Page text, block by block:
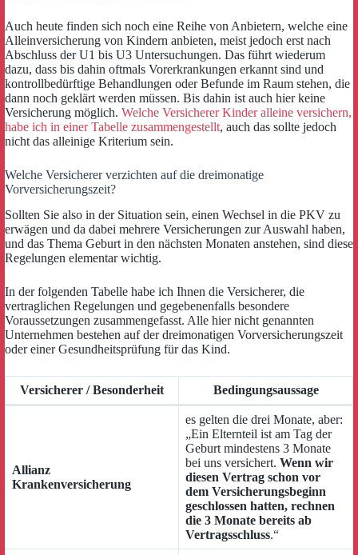
Auch heute finden sich noch eine Reihe von Anbietern, welche eine
Alleinversicherung von Kindern anbieten, meist jedoch erst nach
Abschluss der U1 bis U3 Untersuchungen. Das führt wiederum
dazu, dass bis dahin oftmals Vorerkrankungen erkannt sind und
kontrollbedürftige Behandlungen oder Befunde im Raum stehen, die
dann noch geklärt werden müssen. Bis dahin ist auch hier keine
Versicherung möglich. Welche Versicherer Kinder alleine versichern,
habe ich in einer Tabelle zusammengestellt, auch das sollte jedoch
nicht das alleinige Kriterium sein.
Welche Versicherer verzichten auf die dreimonatige
Vorversicherungszeit?
Sollten Sie also in der Situation sein, einen Wechsel in die PKV zu
erwägen und da dabei mehrere Versicherungen zur Auswahl haben,
und das Thema Geburt in den nächsten Monaten anstehen, sind diese
Regelungen elementar wichtig.
In der folgenden Tabelle habe ich Ihnen die Versicherer, die
vertraglichen Regelungen und gegebenenfalls besondere
Voraussetzungen zusammengefasst. Alle hier nicht genannten
Unternehmen bestehen auf der dreimonatigen Vorversicherungszeit
oder einer Gesundheitsprüfung für das Kind.
Versicherer / Besonderheit Bedingungsaussage
Allianz
Krankenversicherung
es gelten die drei Monate, aber:
„Ein Elternteil ist am Tag der
Geburt mindestens 3 Monate
bei uns versichert. Wenn wir
diesen Vertrag schon vor
dem Versicherungsbeginn
geschlossen hatten, rechnen
die 3 Monate bereits ab
Vertragsschluss.“